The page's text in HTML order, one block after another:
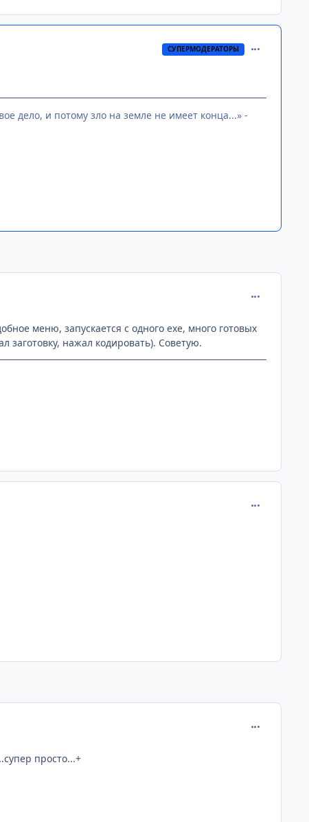
СУПЕРМОДЕРАТОРЫ
дело, и потому зло на земле не имеет конца...» -
меню, запускается с одного ехе, много готовых
заготовку, нажал кодировать). Советую.
просто...+